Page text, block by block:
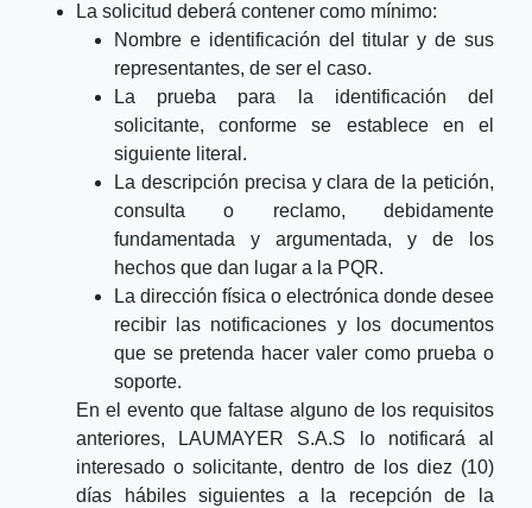
La solicitud deberá contener como mínimo:
Nombre e identificación del titular y de sus
representantes, de ser el caso.
La prueba para la identificación del
solicitante, conforme se establece en el
siguiente literal.
La descripción precisa y clara de la petición,
consulta o reclamo, debidamente
fundamentada y argumentada, y de los
hechos que dan lugar a la PQR.
La dirección física o electrónica donde desee
recibir las notificaciones y los documentos
que se pretenda hacer valer como prueba o
soporte.
En el evento que faltase alguno de los requisitos
anteriores, LAUMAYER S.A.S lo notificará al
interesado o solicitante, dentro de los diez (10)
días hábiles siguientes a la recepción de la